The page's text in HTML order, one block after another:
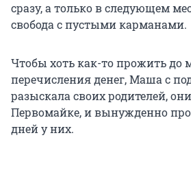
сразу, а только в следующем
свобода с пустыми карманами.
Чтобы хоть как-то прожить до
перечисления денег, Маша с
разыскала своих родителей,
Первомайке, и вынужденно
дней у них.